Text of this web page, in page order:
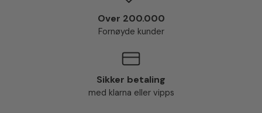
Over 200.000
Fornøyde kunder
Sikker betaling
med klarna eller vipps